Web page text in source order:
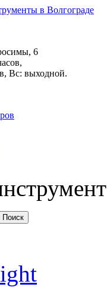
в Волгограде
6
Вс: выходной.